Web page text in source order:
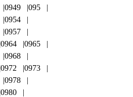
0949
095
0954
0957
0964
0965
0968
0972
0973
0978
0980